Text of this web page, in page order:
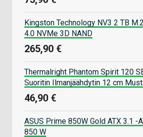
Kingston Technology NV3 2 TB
4.0 NVMe 3D NAND
265,90 €
Thermalright Phantom Spirit 120
Suoritin Ilmanjäähdytin 12 cm
46,90 €
ASUS Prime 850W Gold ATX 3.1 -
850 W